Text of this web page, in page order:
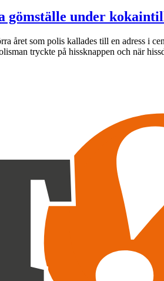
gömställe under
året som polis kallades till en adress i
tryckte på hissknappen och när